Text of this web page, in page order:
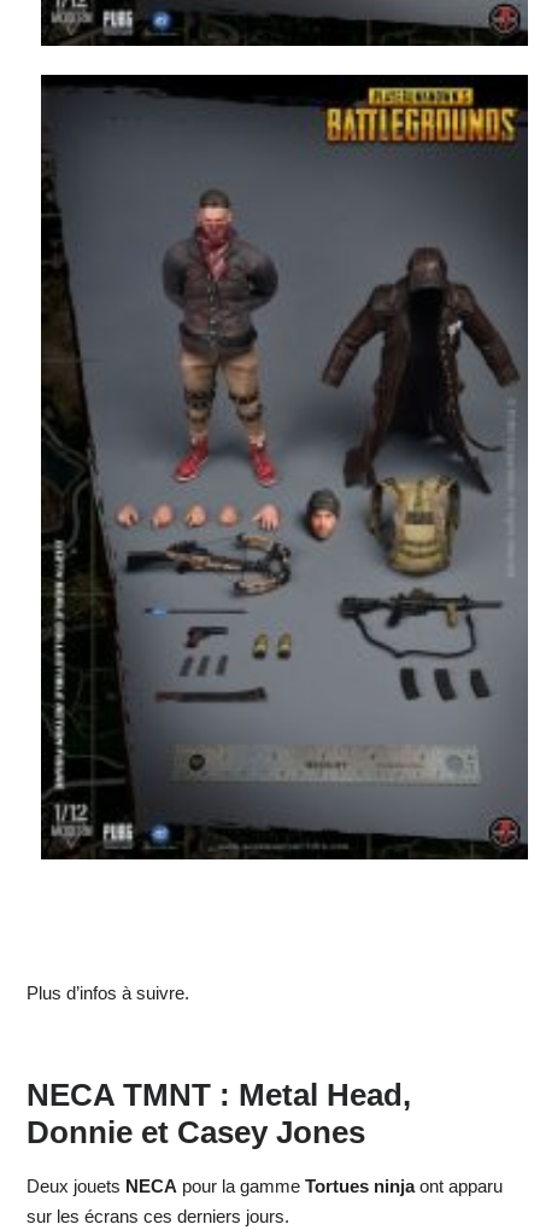
Plus d’infos à suivre.
NECA TMNT : Metal Head,
Donnie et Casey Jones
Deux jouets NECA pour la gamme Tortues ninjaont apparu
sur les écrans ces derniers jours.